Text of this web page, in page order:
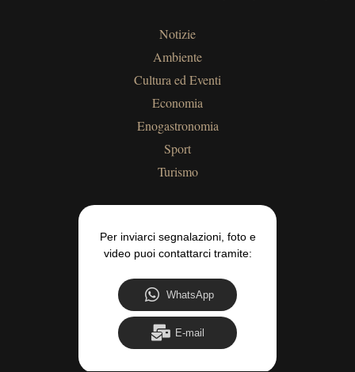
Notizie
Ambiente
Cultura ed Eventi
Economia
Enogastronomia
Sport
Turismo
Per inviarci segnalazioni, foto e
video puoi contattarci tramite:
WhatsApp
E-mail